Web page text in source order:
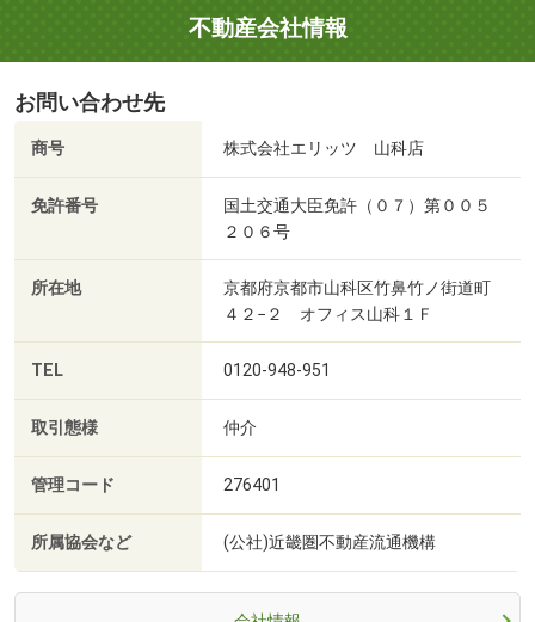
不動産会社情報
お問い合わせ先
商号 株式会社エリッツ 山科店
免許番号
国土交通大臣免許（０７）第００５
２０６号
所在地
京都府京都市山科区竹鼻竹ノ街道町
４２−２ オフィス山科１Ｆ
TEL 0120-948-951
取引態様 仲介
管理コード 276401
所属協会など (公社)近畿圏不動産流通機構